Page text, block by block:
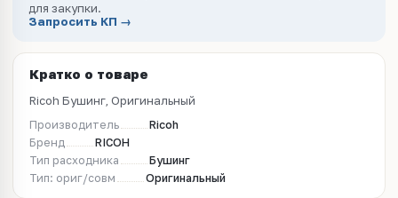
для закупки.
Запросить КП →
Кратко о товаре
Ricoh Бушинг, Оригинальный
Производитель
Ricoh
Бренд
RICOH
Тип расходника
Бушинг
Тип: ориг/совм
Оригинальный